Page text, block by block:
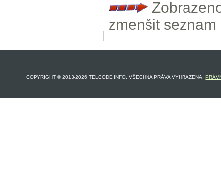
zmenšit
COPYRIGHT © 2013-2026 TELCODE.INFO. VŠECHNA PRÁVA VYHRAZENA.